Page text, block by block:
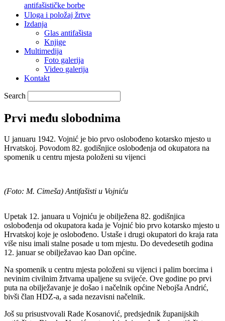
antifašističke borbe
Uloga i položaj žrtve
Izdanja
Glas antifašista
Knjige
Multimedija
Foto galerija
Video galerija
Kontakt
Search
Prvi među slobodnima
U januaru 1942. Vojnić je bio prvo oslobođeno kotarsko mjesto u
Hrvatskoj. Povodom 82. godišnjice oslobođenja od okupatora na
spomenik u centru mjesta položeni su vijenci
(Foto: M. Cimeša) Antifašisti u Vojniću
Upetak 12. januara u Vojniću je obilježena 82. godišnjica
oslobođenja od okupatora kada je Vojnić bio prvo kotarsko mjesto u
Hrvatskoj koje je oslobođeno. Ustaše i drugi okupatori do kraja rata
više nisu imali stalne posade u tom mjestu. Do devedesetih godina
12. januar se obilježavao kao Dan općine.
Na spomenik u centru mjesta položeni su vijenci i palim borcima i
nevinim civilnim žrtvama upaljene su svijeće. Ove godine po prvi
puta na obilježavanje je došao i načelnik općine Nebojša Andrić,
bivši član HDZ-a, a sada nezavisni načelnik.
Još su prisustvovali Rade Kosanović, predsjednik županijskih